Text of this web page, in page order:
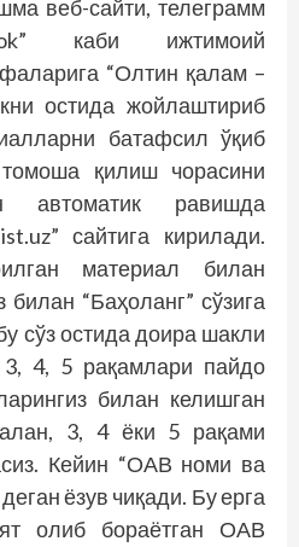
веб-сайти, телеграмм
каби ижтимоий
“Олтин қалам –
остида жойлаштириб
батафсил ўқиб
қилиш чорасини
автоматик равишда
сайтига кирилади.
материал билан
“Баҳоланг” сўзига
сўз остида доира шакли
3, 4, 5 рақамлари пайдо
билан келишган
3, 4 ёки 5 рақами
Кейин “ОАВ номи ва
ёзув чиқади. Бу ерга
олиб бораётган ОАВ